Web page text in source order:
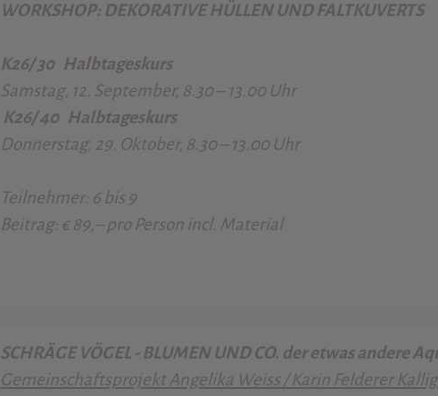
WORKSHOP: DEKORATIVE HÜLLEN UND FALTKUVERTS
K26/ 30 Halbtageskurs
Samstag, 12. September, 8.30 – 13.00 Uhr
K26/ 40 Halbtageskurs
Donnerstag, 29. Oktober, 8.30 – 13.00 Uhr
Teilnehmer:6 bis 9
Beitrag:€ 89,– pro Person incl. Material
SCHRÄGE VÖGEL - BLUMEN UND CO. der etwas andere
Gemeinschaftsprojekt Angelika Weiss / Karin Felderer